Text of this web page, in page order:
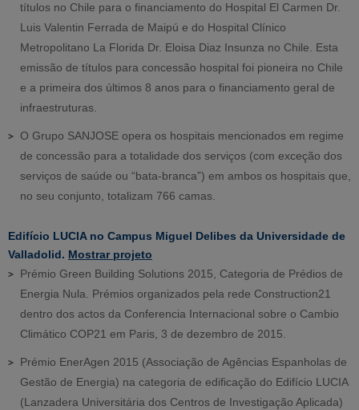
títulos no Chile para o financiamento do Hospital El Carmen Dr.
Luis Valentin Ferrada de Maipú e do Hospital Clínico
Metropolitano La Florida Dr. Eloisa Diaz Insunza no Chile. Esta
emissão de títulos para concessão hospital foi pioneira no Chile
e a primeira dos últimos 8 anos para o financiamento geral de
infraestruturas.
O Grupo SANJOSE opera os hospitais mencionados em regime
de concessão para a totalidade dos serviços (com exceção dos
serviços de saúde ou “bata-branca”) em ambos os hospitais que,
no seu conjunto, totalizam 766 camas.
Edifício LUCIA no Campus Miguel Delibes da Universidade de
Valladolid. Mostrar projeto
Prémio Green Building Solutions 2015, Categoria de Prédios de
Energia Nula. Prémios organizados pela rede Construction21
dentro dos actos da Conferencia Internacional sobre o Cambio
Climático COP21 em Paris, 3 de dezembro de 2015.
Prémio EnerAgen 2015 (Associação de Agências Espanholas de
Gestão de Energia) na categoria de edificação do Edifício LUCIA
(Lanzadera Universitária dos Centros de Investigação Aplicada)